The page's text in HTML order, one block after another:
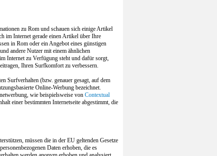
zu Rom und schauen sich einige Artikel
im Internet gerade einen Artikel über Ihre
in Rom oder ein Angebot eines günstigen
andere Nutzer mit einem ähnlichen
Internet zu Verfügung steht und dafür sorgt,
Ihren Surfkomfort zu verbessern.
Surfverhalten (bzw. genauer gesagt, auf dem
Online-Werbung bezeichnet.
wie beispielsweise von Contextual
einer bestimmten Internetseite abgestimmt, die
müssen die in der EU geltenden Gesetze
Daten erhoben, die es